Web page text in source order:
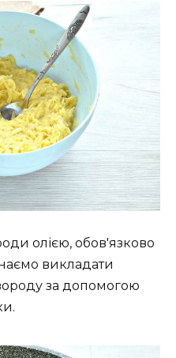
олією, обов'язково
викладати
за допомогою